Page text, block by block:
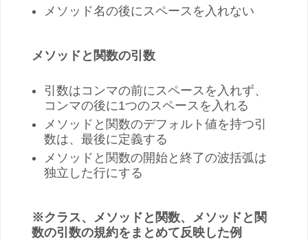
メソッド名の後にスペースを入れない
メソッドと関数の引数
引数はコンマの前にスペースを入れず、
コンマの後に1つのスペースを入れる
メソッドと関数のデフォルト値を持つ引
数は、最後に定義する
メソッドと関数の開始と終了の波括弧は
独立した行にする
※クラス、メソッドと関数、メソッドと関
数の引数の規約をまとめて反映した例